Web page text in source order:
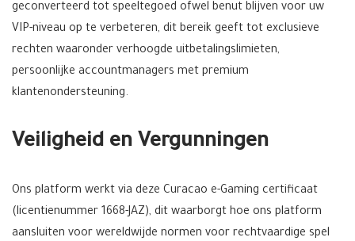
geconverteerd tot speeltegoed ofwel benut blijven voor uw
VIP-niveau op te verbeteren, dit bereik geeft tot exclusieve
rechten waaronder verhoogde uitbetalingslimieten,
persoonlijke accountmanagers met premium
klantenondersteuning.
Veiligheid en Vergunningen
Ons platform werkt via deze Curacao e-Gaming certificaat
(licentienummer 1668-JAZ), dit waarborgt hoe ons platform
aansluiten voor wereldwijde normen voor rechtvaardige spel